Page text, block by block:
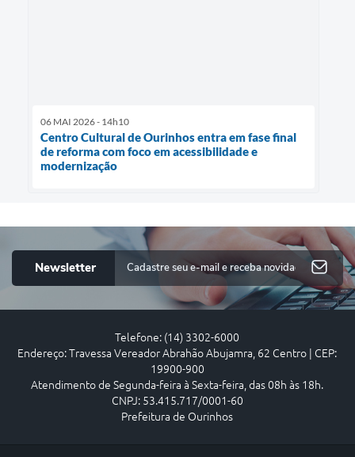
06 MAI 2026 - 14h10
Centro Cultural de Ourinhos entra em fase final
de reforma com foco em acessibilidade e
modernização
Newsletter
Telefone: (14) 3302-6000
Endereço: Travessa Vereador Abrahão Abujamra, 62 Centro | CEP:
19900-900
Atendimento de Segunda-feira à Sexta-feira, das 08h às 18h.
CNPJ: 53.415.717/0001-60
Prefeitura de Ourinhos